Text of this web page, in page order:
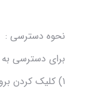
نحوه دسترسی :
برای دسترسی
۱) کلیک کردن